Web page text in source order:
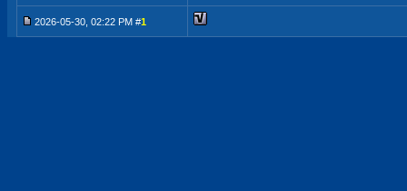
2026-05-30, 02:22 PM #1